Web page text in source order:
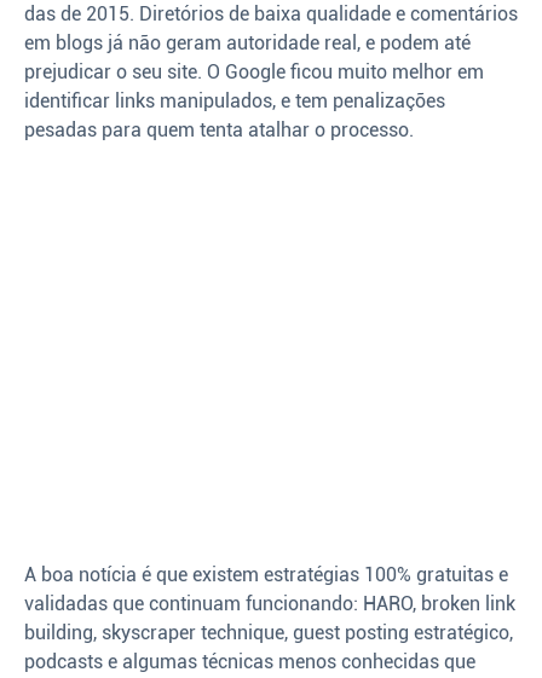
das de 2015. Diretórios de baixa qualidade e comentários
em blogs já não geram autoridade real, e podem até
prejudicar o seu site. O Google ficou muito melhor em
identificar links manipulados, e tem penalizações
pesadas para quem tenta atalhar o processo.
A boa notícia é que existem estratégias 100% gratuitas e
validadas que continuam funcionando: HARO, broken link
building, skyscraper technique, guest posting estratégico,
podcasts e algumas técnicas menos conhecidas que